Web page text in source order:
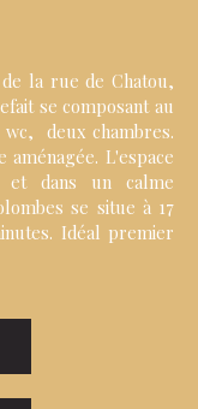
la rue de Chatou,
se composant au
deux chambres.
L'espace
et dans un calme
se situe à 17
Idéal premier